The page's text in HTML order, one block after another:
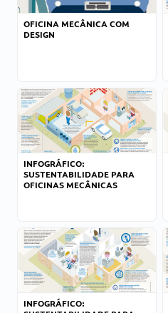
OFICINA MECÂNICA COM
DESIGN
INFOGRÁFICO:
SUSTENTABILIDADE PARA
OFICINAS MECÂNICAS
INFOGRÁFICO: